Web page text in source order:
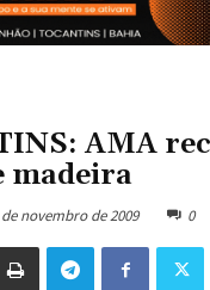
AMA
madeira
de novembro de 2009 0